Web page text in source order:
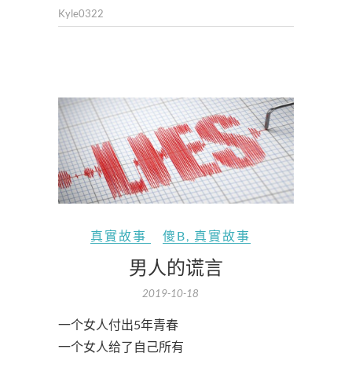
Kyle0322
真實故事 傻B, 真實故事
男人的谎言
2019-10-18
一个女人付出5年青春
一个女人给了自己所有